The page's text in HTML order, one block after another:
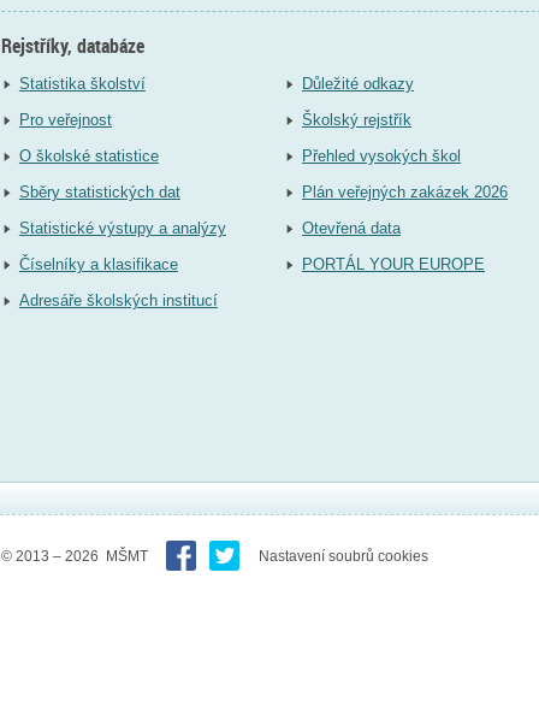
Rejstříky, databáze
Statistika školství
Pro veřejnost
O školské statistice
Sběry statistických dat
Statistické výstupy a analýzy
Číselníky a klasifikace
Adresáře školských institucí
Důležité odkazy
Školský rejstřík
Přehled vysokých škol
Plán veřejných zakázek 2026
Otevřená data
PORTÁL YOUR EUROPE
© 2013 – 2026 MŠMT Nastavení soubrů cookies